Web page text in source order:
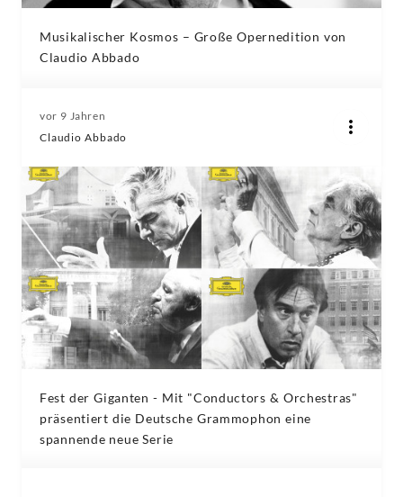
Musikalischer Kosmos – Große Opernedition von
Claudio Abbado
vor 9 Jahren
Claudio Abbado
Fest der Giganten - Mit "Conductors & Orchestras"
präsentiert die Deutsche Grammophon eine
spannende neue Serie